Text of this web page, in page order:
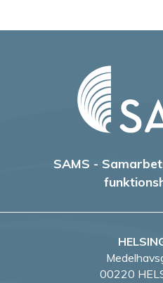
SAMS -
00220